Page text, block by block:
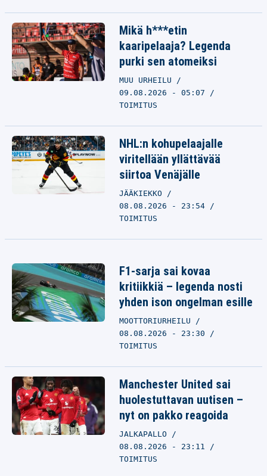
Mikä h***etin
kaaripelaaja? Legenda
purki sen atomeiksi
MUU URHEILU
09.08.2026 - 05:07
TOIMITUS
NHL:n kohupelaajalle
viritellään yllättävää
siirtoa Venäjälle
JÄÄKIEKKO
08.08.2026 - 23:54
TOIMITUS
F1-sarja sai kovaa
kritiikkiä – legenda nosti
yhden ison ongelman esille
MOOTTORIURHEILU
08.08.2026 - 23:30
TOIMITUS
Manchester United sai
huolestuttavan uutisen –
nyt on pakko reagoida
JALKAPALLO
08.08.2026 - 23:11
TOIMITUS